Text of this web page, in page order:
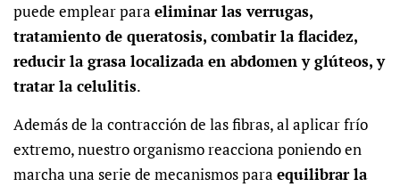
puede emplear para eliminar las verrugas,
tratamiento de queratosis, combatir la flacidez,
reducir la grasa localizada en abdomen y glúteos, y
tratar la celulitis.
Además de la contracción de las fibras, al aplicar frío
extremo, nuestro organismo reacciona poniendo en
marcha una serie de mecanismos para equilibrar la